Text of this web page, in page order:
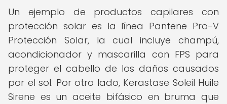
Un ejemplo de productos capilares con
protección solar es la línea Pantene Pro-V
Protección Solar, la cual incluye champú,
acondicionador y mascarilla con FPS para
proteger el cabello de los daños causados
por el sol. Por otro lado, Kerastase Soleil Huile
Sirene es un aceite bifásico en bruma que